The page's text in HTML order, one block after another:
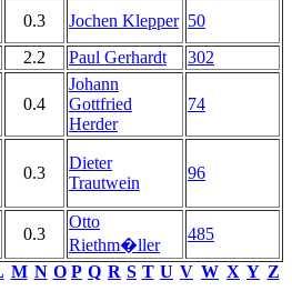
0.3 Jochen Klepper 50
2.2 Paul Gerhardt
302
0.4
Johann
Gottfried
Herder
74
0.3
Dieter
Trautwein
96
0.3
Otto
Riethm�ller
485
M N O P Q R S T U V W X Y Z